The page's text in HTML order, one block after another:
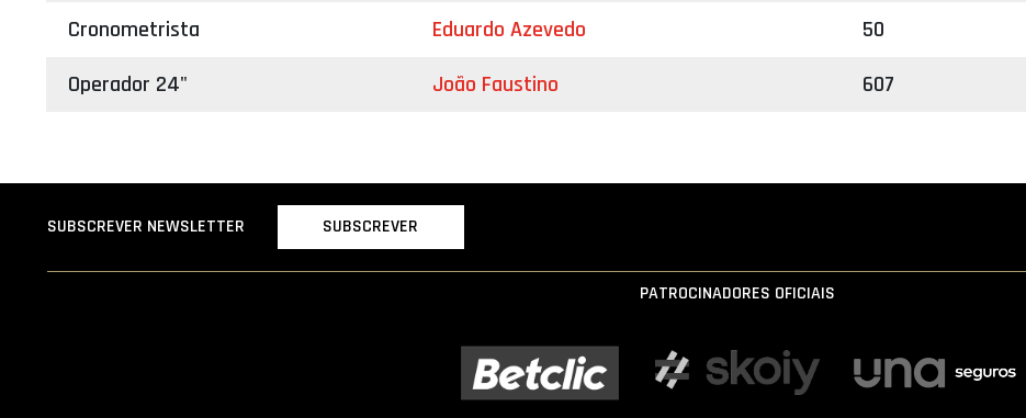
Cronometrista
Eduardo Azevedo
50
Operador 24"
João Faustino 607
SUBSCREVER NEWSLETTER SUBSCREVER
PATROCINADORES OFICIAIS